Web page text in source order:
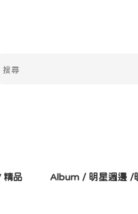
精品 Album / 明星週邊 /